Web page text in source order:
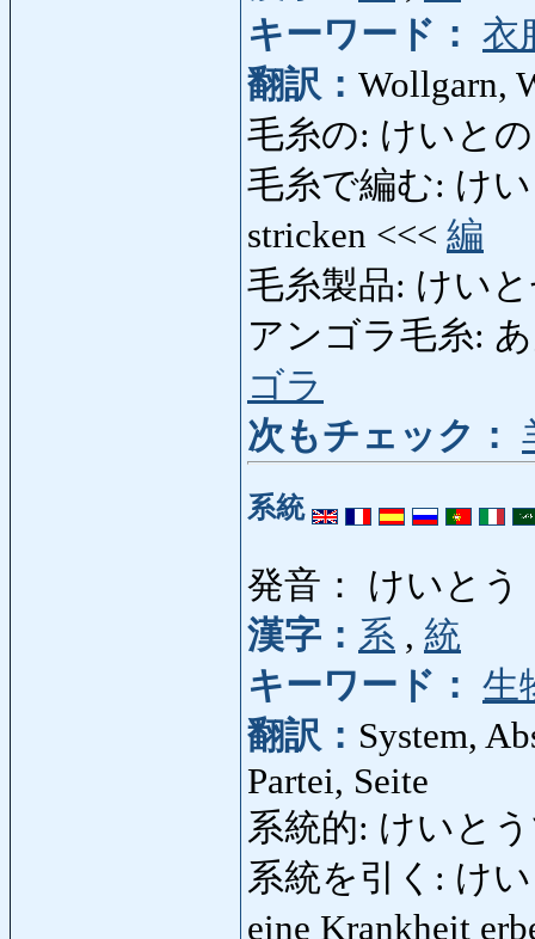
キーワード： 衣
翻訳： Wollgarn,
毛糸の: けいとの
毛糸で編む: け
stricken <<< 編
毛糸製品: けい
アンゴラ毛糸:
ゴラ
次もチェック：
系統
発音： けいとう
漢字： 系 , 統
キーワード： 生
翻訳： System,
Partei, Seite
系統的: けいと
系統を引く: けい
eine Krankheit